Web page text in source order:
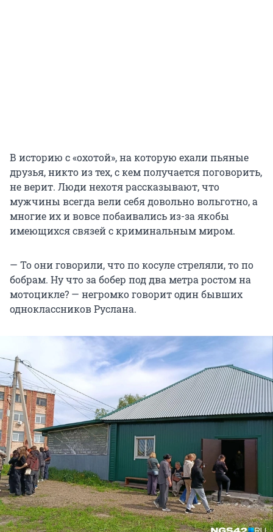
В историю с «охотой», на которую ехали пьяные
друзья, никто из тех, с кем получается поговорить,
не верит. Люди нехотя рассказывают, что
мужчины всегда вели себя довольно вольготно, а
многие их и вовсе побаивались из-за якобы
имеющихся связей с криминальным миром.
— То они говорили, что по косуле стреляли, то по
бобрам. Ну что за бобер под два метра ростом на
мотоцикле? — негромко говорит один бывших
одноклассников Руслана.